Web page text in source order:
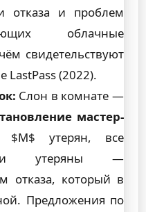
отказа и проблем
облачные
свидетельствуют
LastPass (2022).
Слон в комнате —
мастер-
утерян, все
утеряны —
отказа, который в
Предложения по